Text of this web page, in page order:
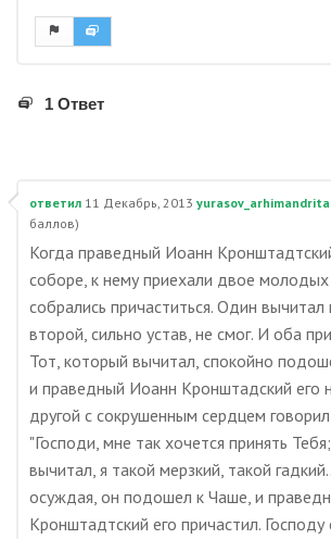
1 Ответ
ответил 11 Декабрь, 2013
баллов)
Когда праведный Иоанн
соборе, к нему приехали двое
собрались причаститься. Один вычитал
второй, сильно устав, не смог. И оба
Тот, который вычитал, спокойно
и праведный Иоанн Кронштадский его
другой с сокрушенным сердцем
"Господи, мне так хочется принять
вычитал, я такой мерзкий, такой
осуждая, он подошел к Чаше, и
Кронштадтский его причастил. Господу